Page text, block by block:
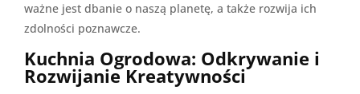
ważne jest dbanie o naszą planetę, a także rozwija ich
zdolności poznawcze.
Kuchnia Ogrodowa: Odkrywanie i
Rozwijanie Kreatywności